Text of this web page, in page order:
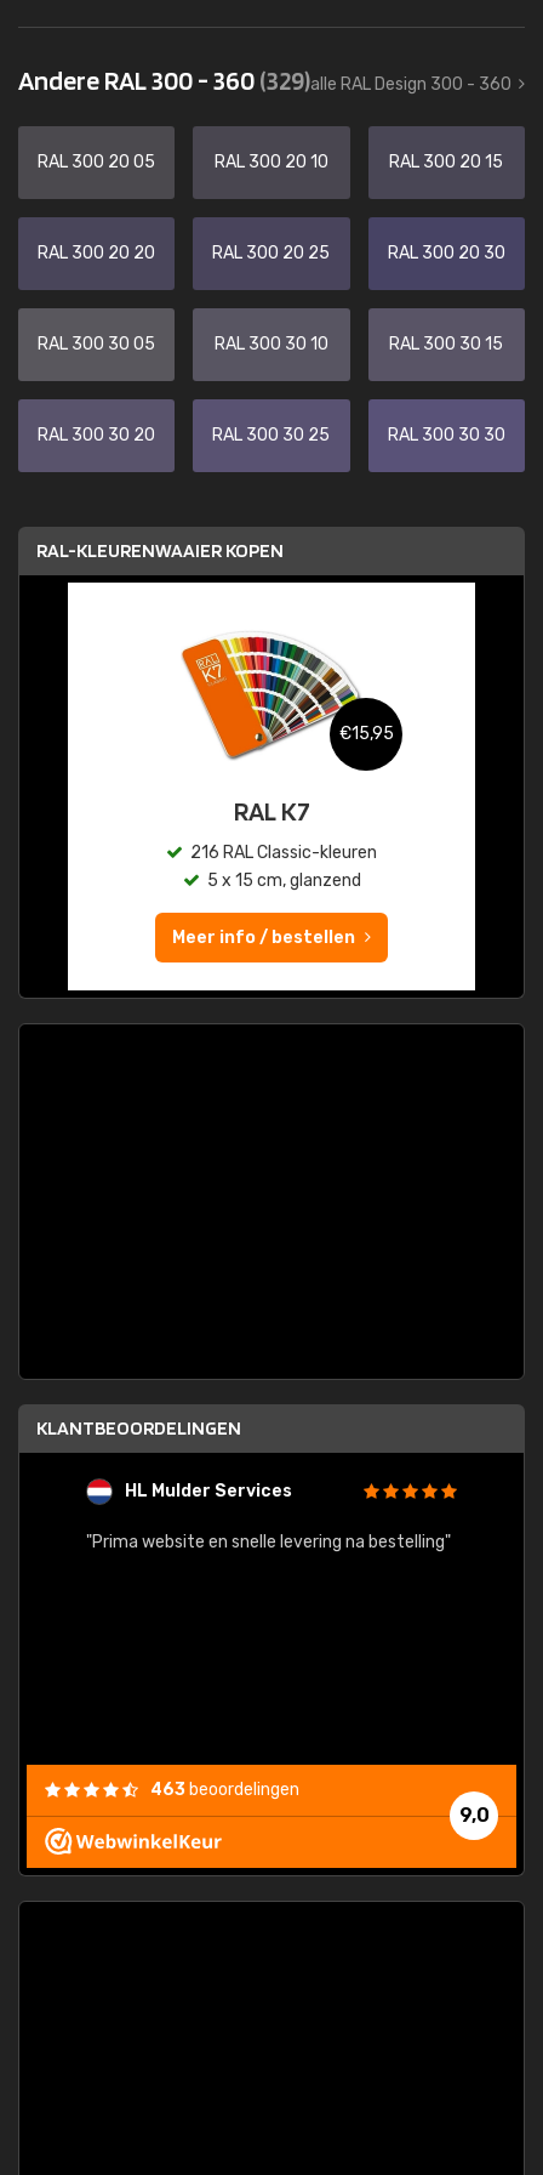
Andere RAL 300 - 360(329)alle RAL Design 300 - 360
RAL 300 20 05 RAL 300 20 10 RAL 300 20 15
RAL 300 20 20 RAL 300 20 25 RAL 300 20 30
RAL 300 30 05 RAL 300 30 10 RAL 300 30 15
RAL 300 30 20 RAL 300 30 25 RAL 300 30 30
RAL-KLEURENWAAIER KOPEN
€15,95
RAL K7
216 RAL Classic-kleuren
5 x 15 cm, glanzend
Meer info / bestellen
KLANTBEOORDELINGEN
HL Mulder Services
"Prima website en snelle levering na bestelling"
9,0
463 beoordelingen